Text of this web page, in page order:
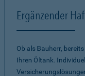
Ergänzender
Ob als Bauherr,
Ihren Öltank.